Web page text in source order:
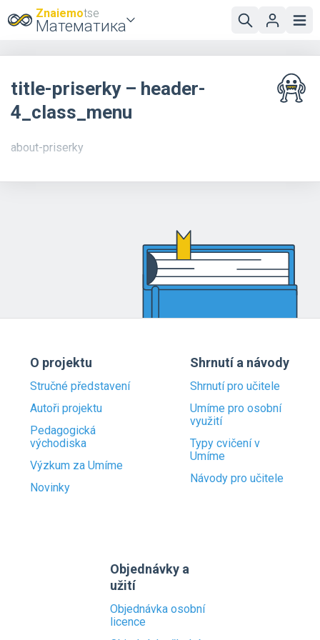
Znaiemotse
Математика
title-priserky – header-
4_class_menu
about-priserky
O projektu
Stručné představení
Autoři projektu
Pedagogická
východiska
Výzkum za Umíme
Novinky
Shrnutí a návody
Shrnutí pro učitele
Umíme pro osobní
využití
Typy cvičení v
Umíme
Návody pro učitele
Objednávky a
užití
Objednávka osobní
licence